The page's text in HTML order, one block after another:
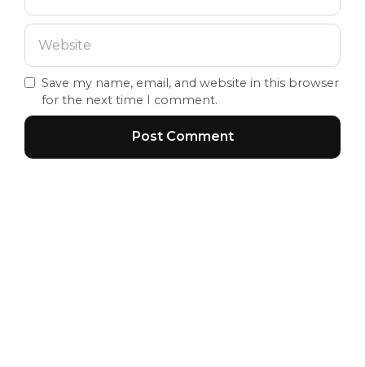
Save my name, email, and website in this browser
for the next time I comment.